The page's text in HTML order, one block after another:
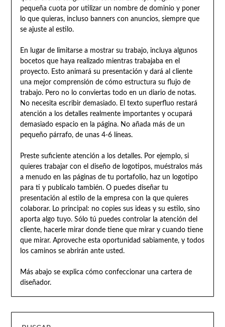
pequeña cuota por utilizar un nombre de dominio y poner
lo que quieras, incluso banners con anuncios, siempre que
se ajuste al estilo.
En lugar de limitarse a mostrar su trabajo, incluya algunos
bocetos que haya realizado mientras trabajaba en el
proyecto. Esto animará su presentación y dará al cliente
una mejor comprensión de cómo estructura su flujo de
trabajo. Pero no lo conviertas todo en un diario de notas.
No necesita escribir demasiado. El texto superfluo restará
atención a los detalles realmente importantes y ocupará
demasiado espacio en la página. No añada más de un
pequeño párrafo, de unas 4-6 líneas.
Preste suficiente atención a los detalles. Por ejemplo, si
quieres trabajar con el diseño de logotipos, muéstralos más
a menudo en las páginas de tu portafolio, haz un logotipo
para ti y publícalo también. O puedes diseñar tu
presentación al estilo de la empresa con la que quieres
colaborar. Lo principal: no copies sus ideas y su estilo, sino
aporta algo tuyo. Sólo tú puedes controlar la atención del
cliente, hacerle mirar donde tiene que mirar y cuando tiene
que mirar. Aproveche esta oportunidad sabiamente, y todos
los caminos se abrirán ante usted.
Más abajo se explica cómo confeccionar una cartera de
diseñador.